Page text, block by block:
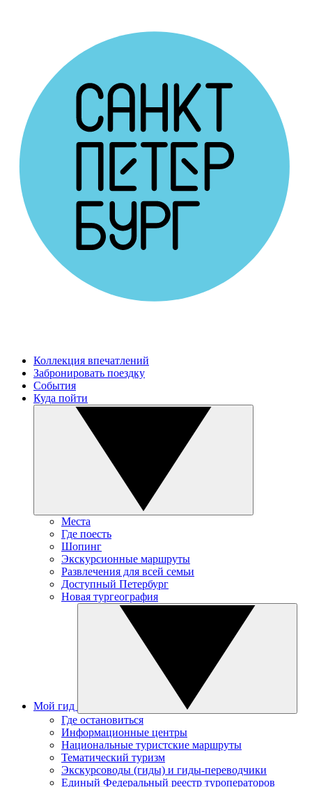
Коллекция впечатлений
Забронировать поездку
События
Куда пойти
Места
Где поесть
Шопинг
Экскурсионные маршруты
Развлечения для всей семьи
Доступный Петербург
Новая тургеография
Мой гид
Где остановиться
Информационные центры
Национальные туристские маршруты
Тематический туризм
Экскурсоводы (гиды) и гиды-переводчики
Единый Федеральный реестр туроператоров